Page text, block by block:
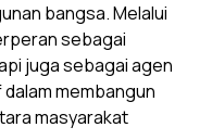
bangsa. Melalui
sebagai
juga sebagai agen
membangun
masyarakat